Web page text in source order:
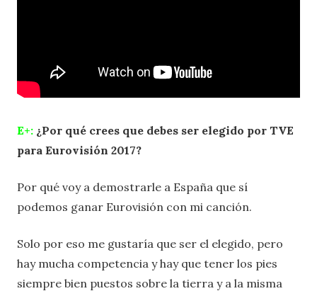
E+: ¿Por qué crees que debes ser elegido por TVE
para Eurovisión 2017?
Por qué voy a demostrarle a España que sí
podemos ganar Eurovisión con mi canción.
Solo por eso me gustaría que ser el elegido, pero
hay mucha competencia y hay que tener los pies
siempre bien puestos sobre la tierra y a la misma